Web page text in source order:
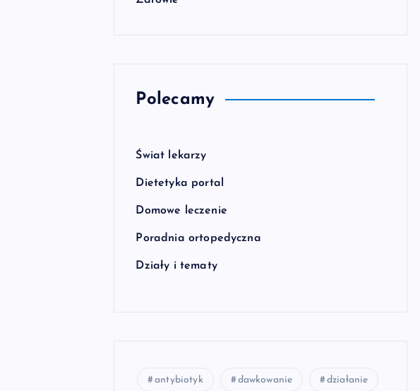
Polecamy
Świat lekarzy
Dietetyka portal
Domowe leczenie
Poradnia ortopedyczna
Działy i tematy
antybiotyk dawkowanie działanie